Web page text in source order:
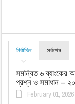
নির্বাচিত সর্বশেষ
সমন্বিত ৬ ব্যাংকের
প্রশ্ন ও সমাধান –
February 01, 2026